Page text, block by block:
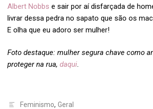
Albert Nobbs e sair por aí disfarçada de
livrar dessa pedra no sapato que são os
E olha que eu adoro ser mulher!
Foto destaque: mulher segura chave como
proteger na rua, daqui.
Feminismo, Geral